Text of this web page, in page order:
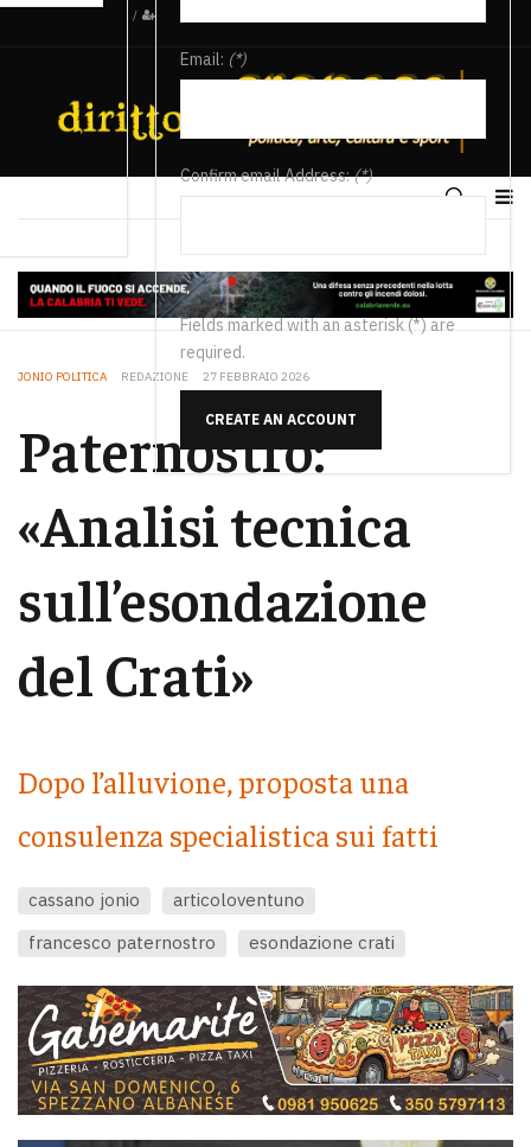
/
Email: (*)
Confirm email Address:(*)
Fields marked with an asterisk (*) are
required.
CREATE AN ACCOUNT
JONIO POLITICA REDAZIONE 27 FEBBRAIO 2026
Paternostro:
«Analisi tecnica
sull’esondazione
del Crati»
Dopo l’alluvione, proposta una
consulenza specialistica sui fatti
cassano jonio
articoloventuno
francesco paternostro
esondazione crati